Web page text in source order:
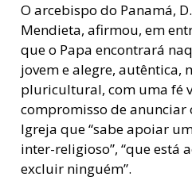
O arcebispo do Panamá,
Mendieta, afirmou, em
que o Papa encontrará
jovem e alegre, autêntica,
pluricultural, com uma fé
compromisso de anunciar
Igreja que “sabe apoiar
inter-religioso”, “que está
excluir ninguém”.